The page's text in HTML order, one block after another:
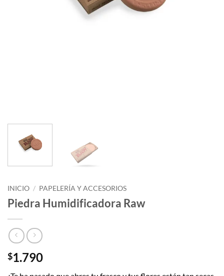
INICIO / PAPELERÍA Y ACCESORIOS
Piedra Humidificadora Raw
$1.790